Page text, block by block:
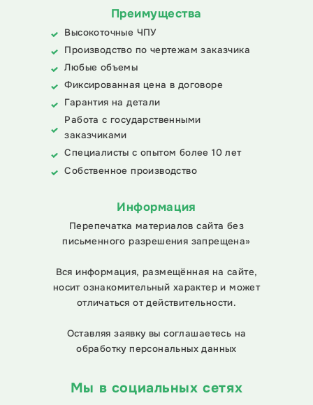
Мы в социальных сетях
Преимущества
Высокоточные ЧПУ
Производство по чертежам заказчика
Любые объемы
Фиксированная цена в договоре
Гарантия на детали
Работа с государственными
заказчиками
Специалисты с опытом более 10 лет
Собственное производство
Информация
Перепечатка материалов сайта без
письменного разрешения запрещена»
Вся информация, размещённая на сайте,
носит ознакомительный характер и может
отличаться от действительности.
Оставляя заявку вы соглашаетесь на
обработку персональных данных